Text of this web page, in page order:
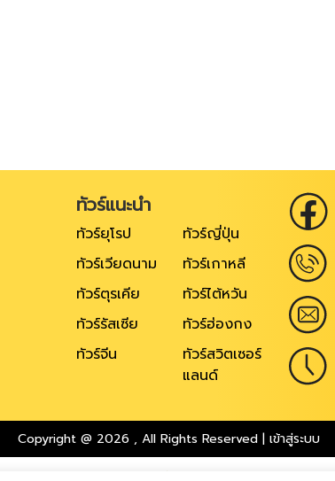
ทัวร์แนะนำ
ทัวร์ยุโรป
ทัวร์ญี่ปุ่น
ทัวร์เวียดนาม
ทัวร์เกาหลี
ทัวร์ตุรเคีย
ทัวร์ไต้หวัน
ทัวร์รัสเซีย
ทัวร์ฮ่องกง
ทัวร์จีน
ทัวร์สวิตเซอร์
แลนด์
Copyright @ 2026 , All Rights Reserved| เข้าสู่ระบบ